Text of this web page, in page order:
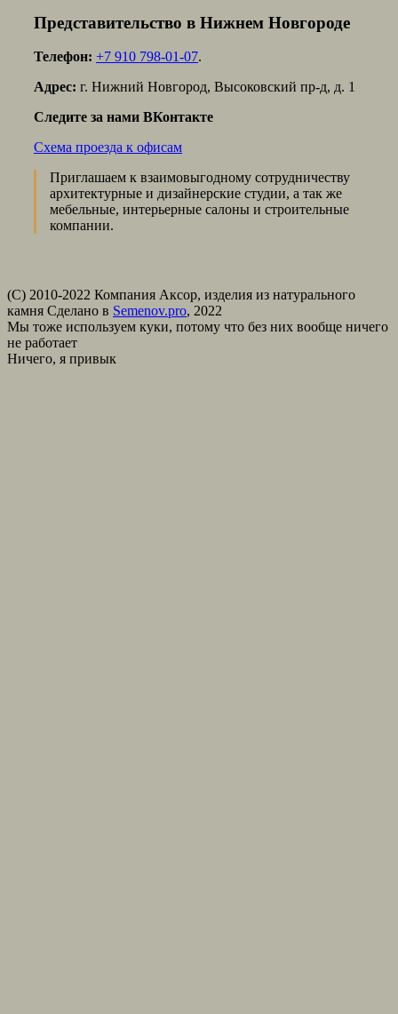
Представительство в Нижнем Новгороде
Телефон: +7 910 798-01-07.
Адрес: г. Нижний Новгород, Высоковский пр-д, д. 1
Следите за нами ВКонтакте
Схема проезда к офисам
Приглашаем к взаимовыгодному сотрудничеству
архитектурные и дизайнерские студии, а так же
мебельные, интерьерные салоны и строительные
компании.
(С) 2010-2022 Компания Аксор, изделия из натурального
камня Сделано в Semenov.pro, 2022
Мы тоже используем куки, потому что без них вообще ничего
не работает
Ничего, я привык